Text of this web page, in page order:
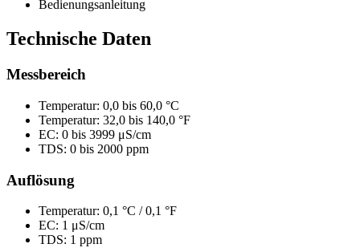
Bedienungsanleitung
Technische Daten
Messbereich
Temperatur: 0,0 bis 60,0 °C
Temperatur: 32,0 bis 140,0 °F
EC: 0 bis 3999 μS/cm
TDS: 0 bis 2000 ppm
Auflösung
Temperatur: 0,1 °C / 0,1 °F
EC: 1 μS/cm
TDS: 1 ppm